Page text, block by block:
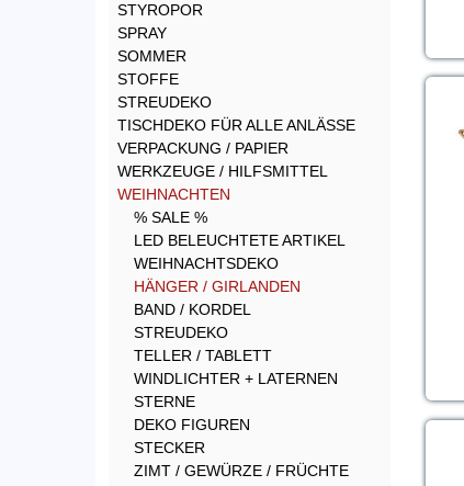
STYROPOR
SPRAY
SOMMER
STOFFE
STREUDEKO
TISCHDEKO FÜR ALLE ANLÄSSE
VERPACKUNG / PAPIER
WERKZEUGE / HILFSMITTEL
WEIHNACHTEN
% SALE %
LED BELEUCHTETE ARTIKEL
WEIHNACHTSDEKO
HÄNGER / GIRLANDEN
BAND / KORDEL
STREUDEKO
TELLER / TABLETT
WINDLICHTER + LATERNEN
STERNE
DEKO FIGUREN
STECKER
ZIMT / GEWÜRZE / FRÜCHTE